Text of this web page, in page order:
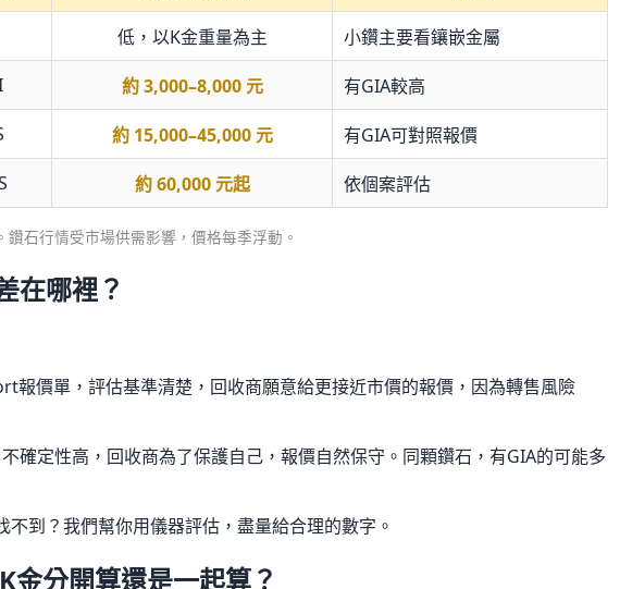
低，以K金重量為主
小鑽主要看鑲嵌金屬
約 3,000–8,000 元
有GIA較高
約 15,000–45,000 元 有GIA可對照報價
約 60,000 元起 依個案評估
石行情受市場供需影響，價格每季浮動。
在哪裡？
報價單，評估基準清楚，回收商願意給更接近市價的報價，因為轉售風險
確定性高，回收商為了保護自己，報價自然保守。同顆鑽石，有GIA的可能多
到？我們幫你用儀器評估，盡量給合理的數字。
金分開算還是一起算？